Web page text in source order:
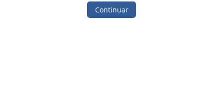
Continuar